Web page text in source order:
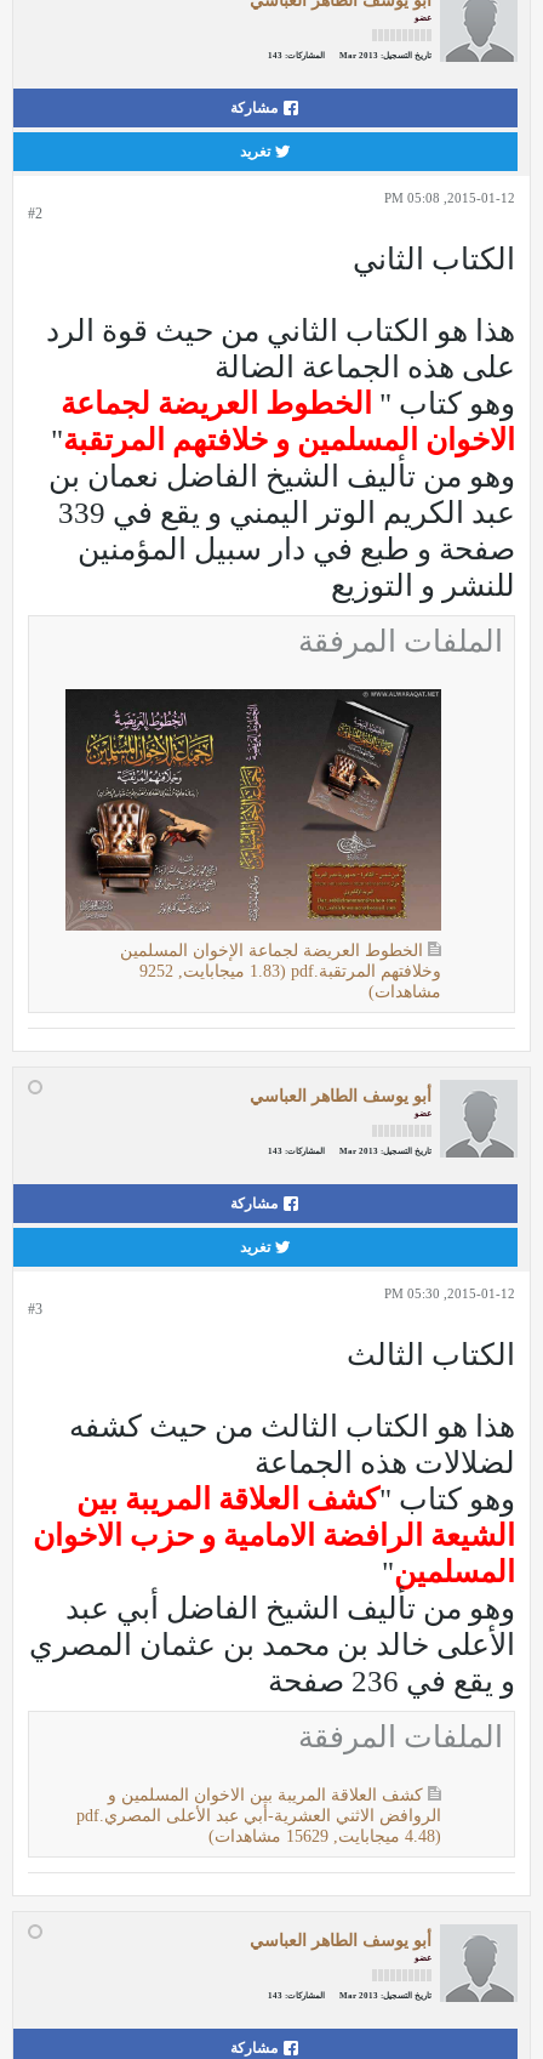
عضو
تاريخ التسجيل: Mar 2013 المشاركات: 143
مشاركة
تغريد
#2
2015-01-12, 05:08 PM
الكتاب الثاني
هذا هو الكتاب الثاني من حيث قوة الرد
على هذه الجماعة الضالة
وهو كتاب " الخطوط العريضة لجماعة
الاخوان المسلمين و خلافتهم المرتقبة"
وهو من تأليف الشيخ الفاضل نعمان بن
عبد الكريم الوتر اليمني و يقع في 339
صفحة و طبع في دار سبيل المؤمنين
للنشر و التوزيع
الملفات المرفقة
الخطوط العريضة لجماعة الإخوان المسلمين
وخلافتهم المرتقبة.pdf
(1.83 ميجابايت, 9252
مشاهدات)
أبو يوسف الطاهر العباسي
عضو
تاريخ التسجيل: Mar 2013 المشاركات: 143
مشاركة
تغريد
#3
2015-01-12, 05:30 PM
الكتاب الثالث
هذا هو الكتاب الثالث من حيث كشفه
لضلالات هذه الجماعة
وهو كتاب "كشف العلاقة المريبة بين
الشيعة الرافضة الامامية و حزب الاخوان
المسلمين"
وهو من تأليف الشيخ الفاضل أبي عبد
الأعلى خالد بن محمد بن عثمان المصري
و يقع في 236 صفحة
الملفات المرفقة
كشف العلاقة المريبة بين الاخوان المسلمين و
الروافض الاثني العشرية-أبي عبد الأعلى المصري.pdf
(4.48 ميجابايت, 15629 مشاهدات)
أبو يوسف الطاهر العباسي
عضو
تاريخ التسجيل: Mar 2013 المشاركات: 143
مشاركة